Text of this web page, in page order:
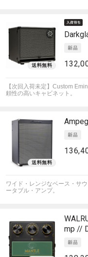
【次回入荷未定】Custom
頼性の高いキャビネット。
Ampeg
ワイド・レンジなベース・サ
ータブル・アンプ。
mp //